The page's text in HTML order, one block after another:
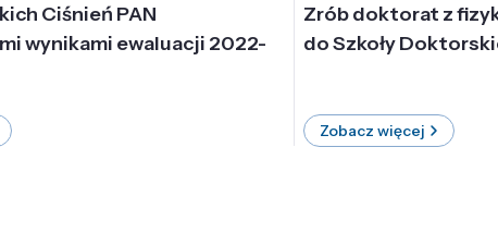
Ciśnień PAN
wynikami ewaluacji 2022-
Zrób doktorat z
do Szkoły
Zobacz więcej